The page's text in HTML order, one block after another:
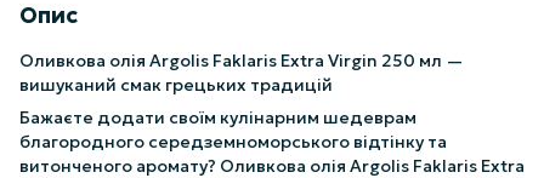
Опис
Оливкова олія Argolis Faklaris Extra Virgin 250 мл —
вишуканий смак грецьких традицій
Бажаєте додати своїм кулінарним шедеврам
благородного середземноморського відтінку та
витонченого аромату? Оливкова олія Argolis Faklaris Extra